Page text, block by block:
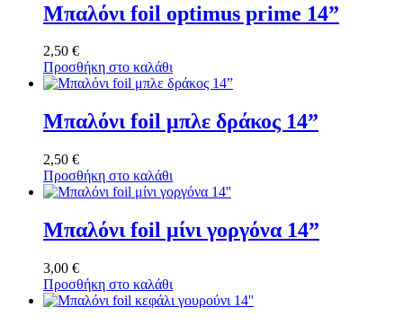
Μπαλόνι foil optimus prime 14”
2,50 €
Προσθήκη στο καλάθι
Μπαλόνι foil μπλε δράκος 14”
2,50 €
Προσθήκη στο καλάθι
Μπαλόνι foil μίνι γοργόνα 14”
3,00 €
Προσθήκη στο καλάθι